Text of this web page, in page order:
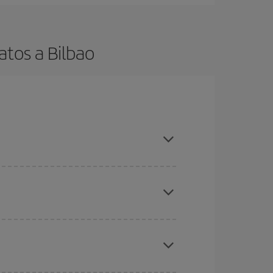
a Bilbao
el vuelo más barato.